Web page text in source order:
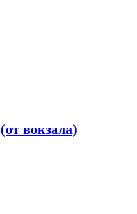
(от вокзала)